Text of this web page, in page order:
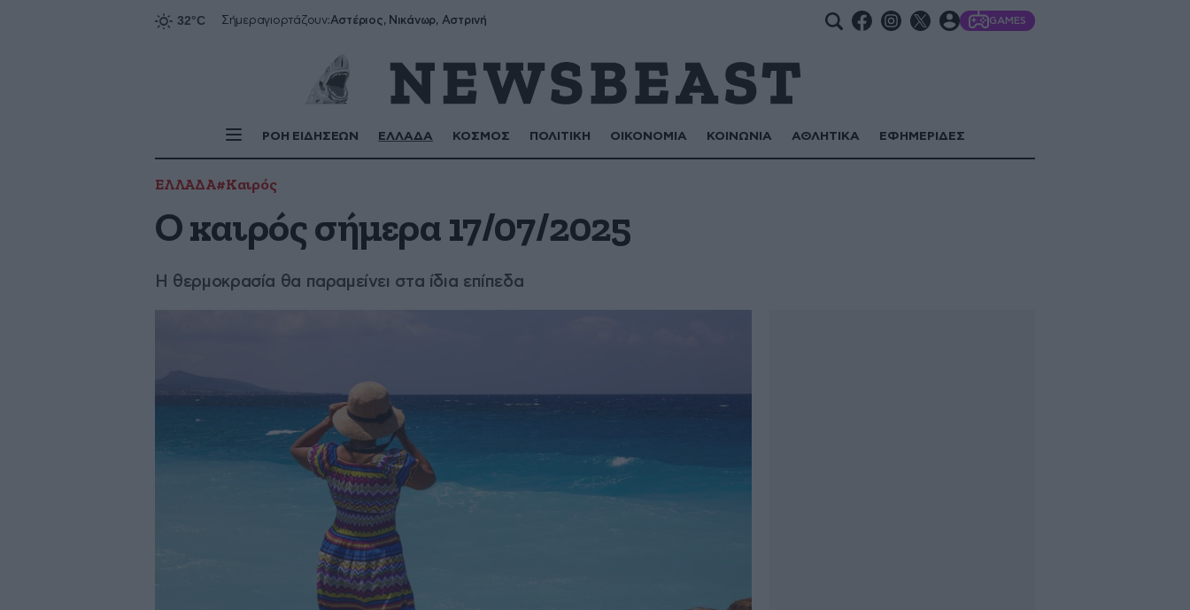
Σήμεραγιορτάζουν:Αστέριος, Νικάνωρ, Αστρινή GAMES
ΡΟΗ ΕΙΔΗΣΕΩΝ ΕΛΛΑΔΑ ΚΟΣΜΟΣ ΠΟΛΙΤΙΚΗ ΟΙΚΟΝΟΜΙΑ ΚΟΙΝΩΝΙΑ ΑΘΛΗΤΙΚΑ ΕΦΗΜΕΡΙΔΕΣ
ΕΛΛΑΔΑ#Καιρός
Ο καιρός σήμερα 17/07/2025
Η θερμοκρασία θα παραμείνει στα ίδια επίπεδα